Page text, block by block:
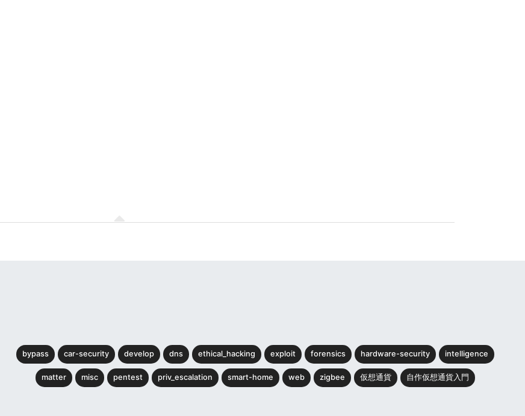
bypass car-security develop dns ethical_hacking exploit forensics hardware-security intelligence
matter misc pentest priv_escalation smart-home web zigbee 仮想通貨 自作仮想通貨入門